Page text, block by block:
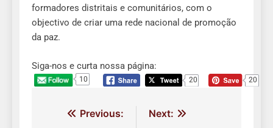
formadores distritais e comunitários, com o
objectivo de criar uma rede nacional de promoção
da paz.
Siga-nos e curta nossa página:
10 20 20
Navegação
Previous:
Next: